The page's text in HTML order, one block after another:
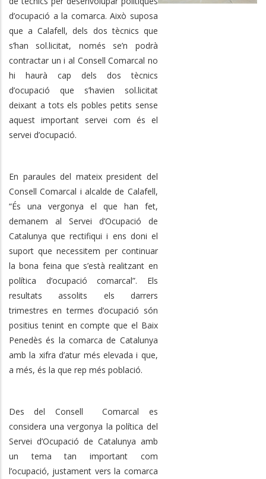
d’ocupació a la comarca. Això suposa
que a Calafell, dels dos tècnics que
s’han sol.licitat, només se’n podrà
contractar un i al Consell Comarcal no
hi haurà cap dels dos tècnics
d’ocupació que s’havien sol.licitat
deixant a tots els pobles petits sense
aquest important servei com és el
servei d’ocupació.
En paraules del mateix president del
Consell Comarcal i alcalde de Calafell,
“És una vergonya el que han fet,
demanem al Servei d’Ocupació de
Catalunya que rectifiqui i ens doni el
suport que necessitem per continuar
la bona feina que s’està realitzant en
política d’ocupació comarcal”. Els
resultats assolits els darrers
trimestres en termes d’ocupació són
positius tenint en compte que el Baix
Penedès és la comarca de Catalunya
amb la xifra d’atur més elevada i que,
a més, és la que rep més població.
Des del Consell Comarcal es
considera una vergonya la política del
Servei d’Ocupació de Catalunya amb
un tema tan important com
l’ocupació, justament vers la comarca